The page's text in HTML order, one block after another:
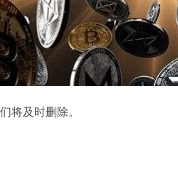
将及时删除。